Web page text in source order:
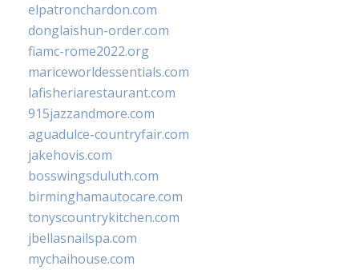
elpatronchardon.com
donglaishun-order.com
fiamc-rome2022.org
mariceworldessentials.com
lafisheriarestaurant.com
915jazzandmore.com
aguadulce-countryfair.com
jakehovis.com
bosswingsduluth.com
birminghamautocare.com
tonyscountrykitchen.com
jbellasnailspa.com
mychaihouse.com